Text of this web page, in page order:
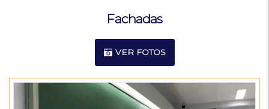
Fachadas
VER FOTOS